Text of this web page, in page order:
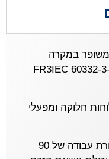
במקרה
שריפה, נטול הלוגן ומעכב בעירה FR3IEC 60332-3-
חלוקה ומפעלי
בידוד XLPE, המאפשר טמפרטורת עבודה של 90